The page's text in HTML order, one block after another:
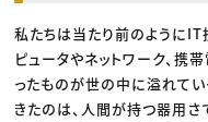
私たちは当たり前のようにIT
ピュータやネットワーク、携
ったものが世の中に溢れて
きたのは、人間が持つ器用さ